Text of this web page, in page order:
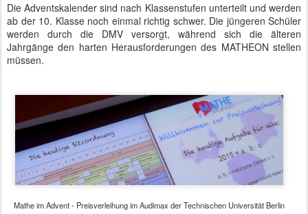
Die Adventskalender sind nach Klassenstufen unterteilt und werden
ab der 10. Klasse noch einmal richtig schwer. Die jüngeren Schüler
werden durch die DMV versorgt, während sich die älteren
Jahrgänge den harten Herausforderungen des MATHEON stellen
müssen.
Mathe im Advent - Preisverleihung im Audimax der Technischen Universität Berlin